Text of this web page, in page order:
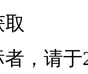
，请于